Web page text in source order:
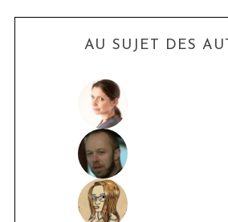
AU SUJET DES